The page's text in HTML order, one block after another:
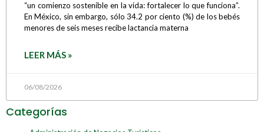
“un comienzo sostenible en la vida: fortalecer lo que funciona”.
En México, sin embargo, sólo 34.2 por ciento (%) de los bebés
menores de seis meses recibe lactancia materna
LEER MÁS »
06/08/2026
Categorías